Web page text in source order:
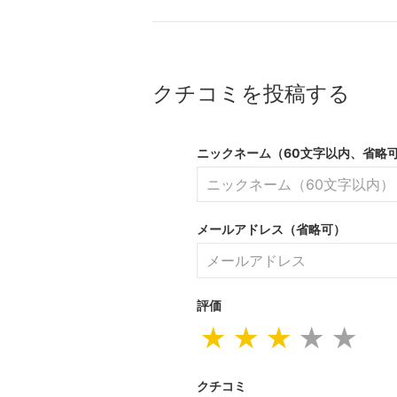
クチコミを投稿する
ニックネーム（60文字以内、省略
メールアドレス（省略可）
評価
★
★
★
★
★
クチコミ